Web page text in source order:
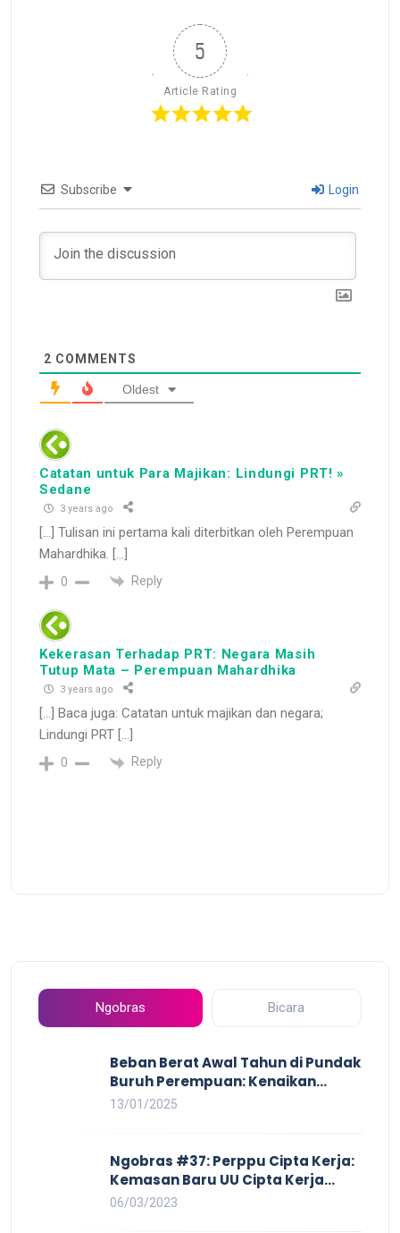
5
Article Rating
Subscribe Login
2 COMMENTS
Oldest
Catatan untuk Para Majikan: Lindungi PRT! »
Sedane
3 years ago
[…] Tulisan ini pertama kali diterbitkan oleh Perempuan
Mahardhika. […]
0 Reply
Kekerasan Terhadap PRT: Negara Masih
Tutup Mata – Perempuan Mahardhika
3 years ago
[…] Baca juga: Catatan untuk majikan dan negara;
Lindungi PRT […]
0 Reply
Ngobras Bicara
Beban Berat Awal Tahun di Pundak
Buruh Perempuan: Kenaikan
Harga yang Mencekik, Ancaman
13/01/2025
Ngobras #37: Perppu Cipta Kerja:
Kemasan Baru UU Cipta Kerja
yang Semakin Merugikan Buruh
06/03/2023